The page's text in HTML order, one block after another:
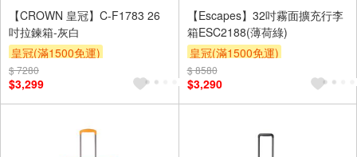
【CROWN 皇冠】C-F1783 26
吋拉鍊箱-灰白
皇冠(滿1500免運)
$ 7280
$3,299
【Escapes】32吋霧面擴充行李
箱ESC2188(薄荷綠)
皇冠(滿1500免運)
$ 8580
$3,290